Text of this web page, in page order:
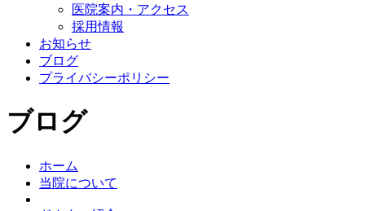
医院案内・アクセス
採用情報
お知らせ
ブログ
プライバシーポリシー
ブログ
ホーム
当院について